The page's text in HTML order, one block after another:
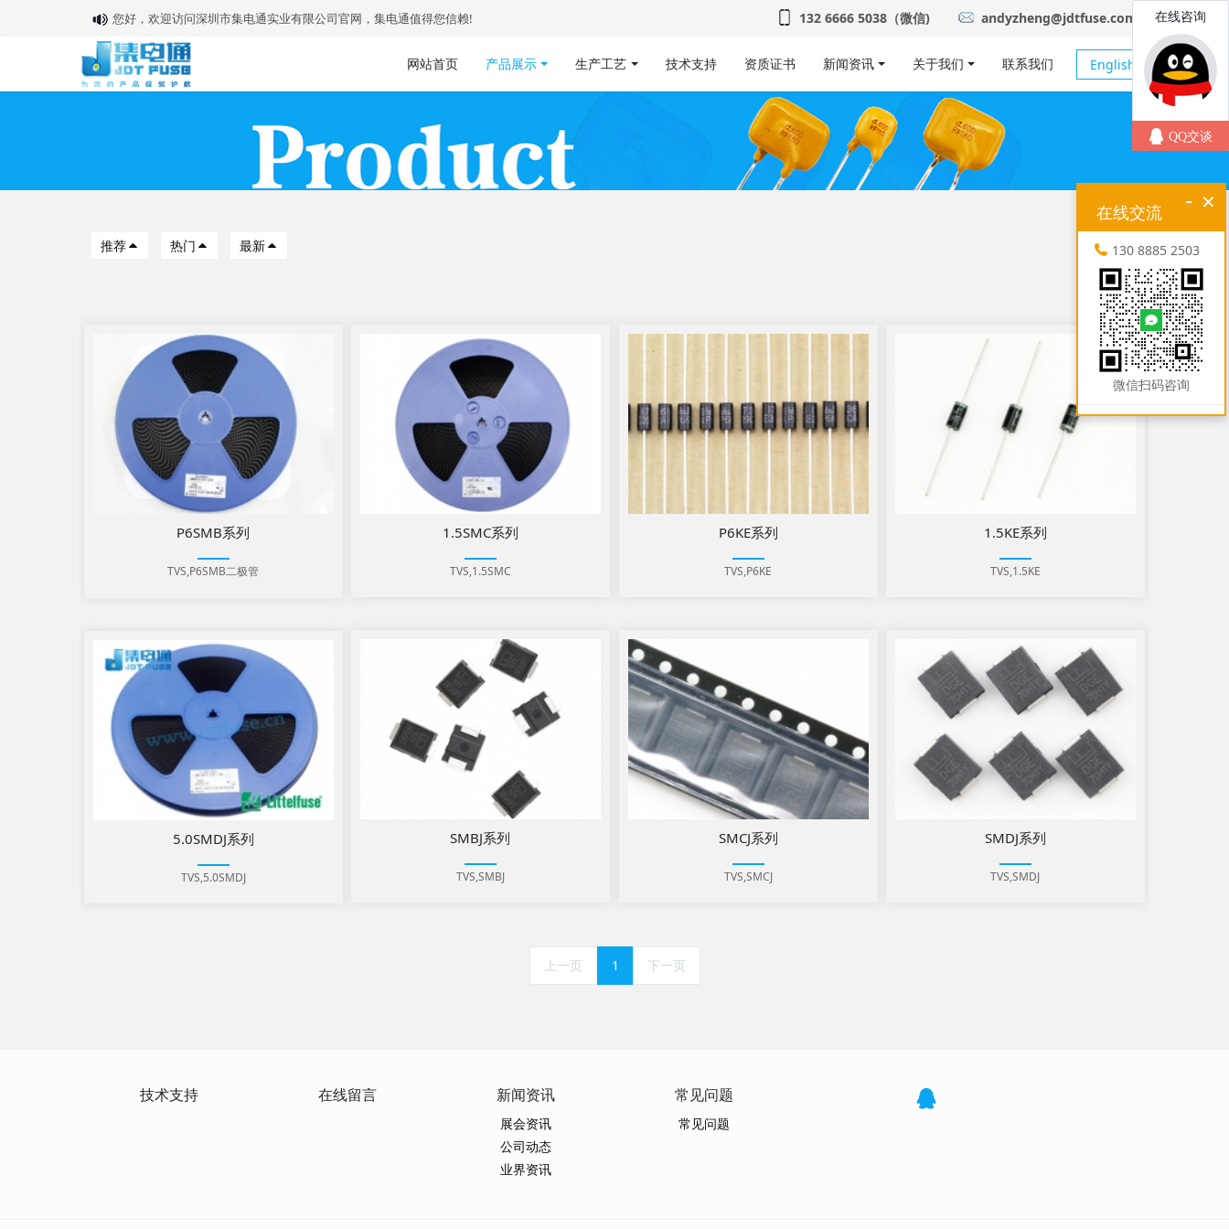
您好，欢迎访问深圳市集电通实业有限公司官网，集电通值得您信赖! 132 6666 5038（微信) andyzheng@jdtfuse.com
网站首页 产品展示 生产工艺 技术支持 资质证书 新闻资讯 关于我们 联系我们 English
推荐 热门 最新
P6SMB系列
TVS,P6SMB二极管
1.5SMC系列
TVS,1.5SMC
P6KE系列
TVS,P6KE
1.5KE系列
TVS,1.5KE
SMBJ系列
TVS,SMBJ
SMCJ系列
TVS,SMCJ
SMDJ系列
TVS,SMDJ
5.0SMDJ系列
TVS,5.0SMDJ
上一页 1 下一页
技术支持 在线留言 新闻资讯
展会资讯
公司动态
业界资讯
常见问题
常见问题
×
-
在线交流
130 8885 2503
微信扫码咨询